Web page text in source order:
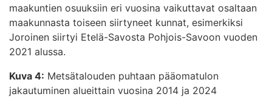
maakuntien osuuksiin eri vuosina vaikuttavat osaltaan
maakunnasta toiseen siirtyneet kunnat, esimerkiksi
Joroinen siirtyi Etelä-Savosta Pohjois-Savoon vuoden
2021 alussa.
Kuva 4: Metsätalouden puhtaan pääomatulon
jakautuminen alueittain vuosina 2014 ja 2024